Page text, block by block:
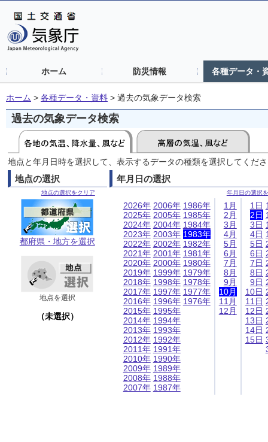
ホーム 防災情報 各種データ・
ホーム > 各種データ・資料 > 過去の気象データ検索
過去の気象データ検索
地点と年月日時を選択して、表示するデータの種類を選択してくだ
地点の選択
地点の選択をクリア
都府県・地方を選択
地点を選択
（未選択）
年月日の選択
年月日の選択
2026年
2025年
2024年
2023年
2022年
2021年
2020年
2019年
2018年
2017年
2016年
2015年
2014年
2013年
2012年
2011年
2010年
2009年
2008年
2007年
2006年
2005年
2004年
2003年
2002年
2001年
2000年
1999年
1998年
1997年
1996年
1995年
1994年
1993年
1992年
1991年
1990年
1989年
1988年
1987年
1986年
1985年
1984年
1983年
1982年
1981年
1980年
1979年
1978年
1977年
1976年
1月
2月
3月
4月
5月
6月
7月
8月
9月
10月
11月
12月
1日
2日
3日
4日
5日
6日
7日
8日
9日
10日
11日
12日
13日
14日
15日